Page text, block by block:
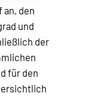
an, den
und
der
für den